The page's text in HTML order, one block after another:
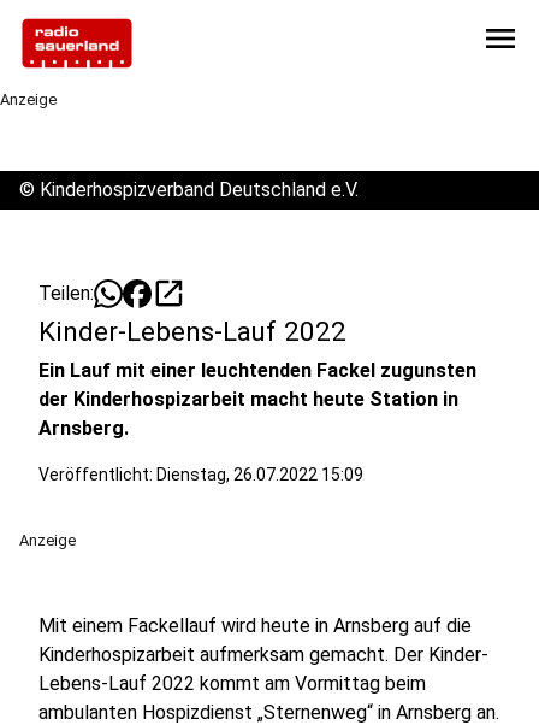
menu
Anzeige
© Kinderhospizverband Deutschland e.V.
Teilen: open_in_new
Kinder-Lebens-Lauf 2022
Ein Lauf mit einer leuchtenden Fackel zugunsten
der Kinderhospizarbeit macht heute Station in
Arnsberg.
Veröffentlicht: Dienstag, 26.07.2022 15:09
Anzeige
Mit einem Fackellauf wird heute in Arnsberg auf die
Kinderhospizarbeit aufmerksam gemacht. Der Kinder-
Lebens-Lauf 2022 kommt am Vormittag beim
ambulanten Hospizdienst „Sternenweg“ in Arnsberg an.